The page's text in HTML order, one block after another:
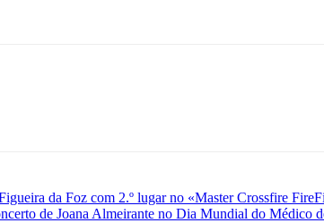
da Foz com 2.º lugar no «Master Crossfire
de Joana Almeirante no Dia Mundial do Médico